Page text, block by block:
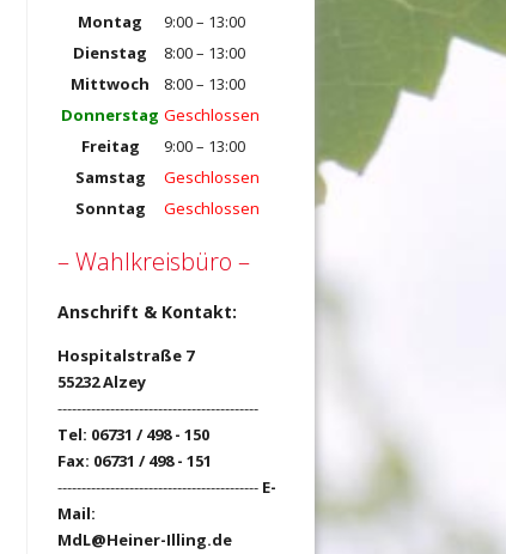
Montag
9:00 – 13:00
Dienstag
8:00 – 13:00
Mittwoch
8:00 – 13:00
Donnerstag Geschlossen
Freitag
9:00 – 13:00
Samstag
Geschlossen
Sonntag
Geschlossen
– Wahlkreisbüro –
Anschrift & Kontakt:
Hospitalstraße 7
55232 Alzey
------------------------------------------
Tel: 06731 / 498 - 150
Fax: 06731 / 498 - 151
------------------------------------------ E-
Mail:
MdL@Heiner-Illing.de